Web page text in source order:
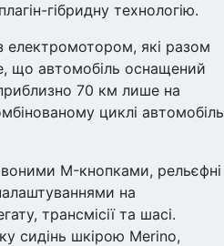
гібридну технологію.
електромотором, які разом
що автомобіль оснащений
70 км лише на
циклі автомобіль
M-кнопками, рельєфні
на
трансмісії та шасі.
сидінь шкірою Merino,